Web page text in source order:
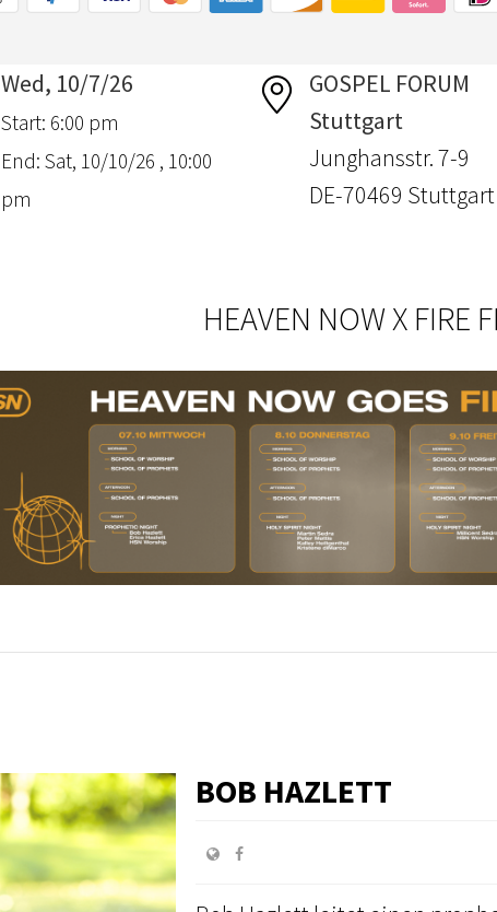
Wed, 10/7/26
Start: 6:00 pm
End: Sat, 10/10/26 , 10:00
pm
GOSPEL FORUM
Stuttgart
Junghansstr. 7-9
DE-70469 Stuttgart
HEAVEN NOW X FIRE
BOB HAZLETT